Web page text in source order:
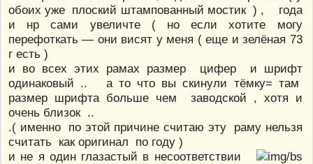
обоих уже плоский штампованный мостик ) , года
и нр сами увеличте ( но если хотите могу
перефоткать — они висят у меня ( еще и зелёная 73
г есть )
и во всех этих рамах размер цифер и шрифт
одинаковый .. а то что вы скинули тёмку= там
размер шрифта больше чем заводской , хотя и
очень близок ..
.( именно по этой причине считаю эту раму нельзя
считать как оригинал по году )
и не я один глазастый в несоответствии